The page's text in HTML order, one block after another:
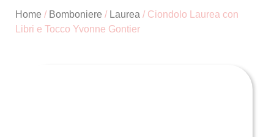
Home / Bomboniere / Laurea / Ciondolo Laurea con
Libri e Tocco Yvonne Gontier